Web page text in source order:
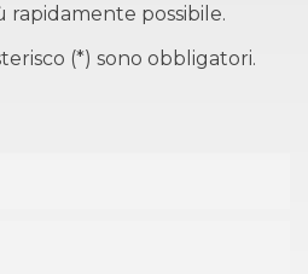
possibile.
(*) sono obbligatori.